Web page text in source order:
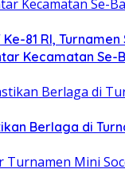
81 RI,
Kecamatan Se-
Berlaga di